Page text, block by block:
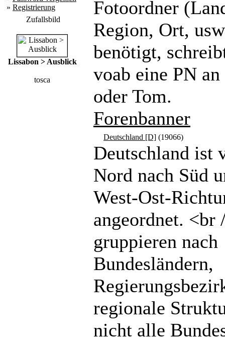
» Registrierung
Zufallsbild
Lissabon > Ausblick
tosca
Fotoordner
Region, Ort,
benötigt,
voab eine PN
oder Tom.
Forenbanner
Deutschland [D] (19066)
Deutschland ist
Nord nach Süd
West-Ost-
angeordnet. <br
gruppieren nach
Bundesländern,
regionale
nicht alle